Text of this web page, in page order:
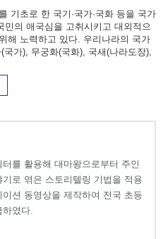
기초로 한 국기·국가·국화 등을 국가
의 애국심을 고취시키고 대외적으
해 노력하고 있다. 우리나라의 국가
가), 무궁화(국화), 국새(나라도장),
를 활용해 대마왕으로부터 주인
로 엮은 스토리텔링 기법을 적용
션 동영상을 제작하여 전국 초등
하였다.